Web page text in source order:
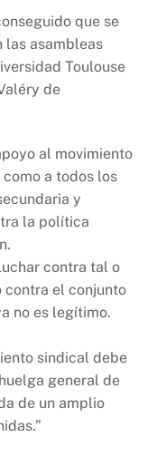
que se
las asambleas
Toulouse
de
al movimiento
a todos los
y
la política
contra tal o
contra el conjunto
no es legítimo.
sindical debe
general de
de un amplio